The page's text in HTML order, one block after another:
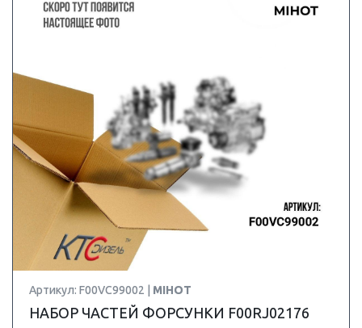
Артикул: F00VC99002 | MIHOT
НАБОР ЧАСТЕЙ ФОРСУНКИ F00RJ02176